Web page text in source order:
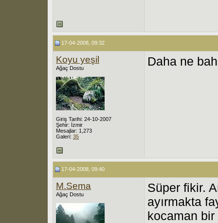
17-04-2008, 09:32
Koyu yeşil
Ağaç Dostu
Giriş Tarihi: 24-10-2007
Şehir: İzmir
Mesajlar: 1,273
Galeri: 35
Daha ne
17-04-2008, 09:40
M.Sema
Ağaç Dostu
Süper fikir.
ayırmakta
kocaman